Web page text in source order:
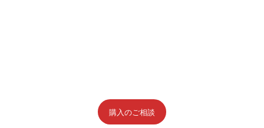
購入のご相談